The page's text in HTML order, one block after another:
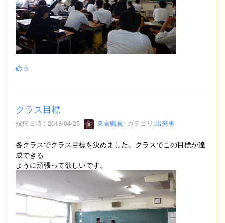
0
クラス目標
投稿日時 : 2018/04/25 東高職員 カテゴリ:出来事
各クラスでクラス目標を決めました。クラスでこの目標が達
成できる
ように頑張って欲しいです。